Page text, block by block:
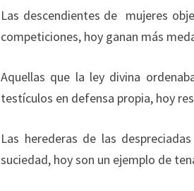
Las descendientes de mujeres
competiciones, hoy ganan más
Aquellas que la ley divina
testículos en defensa propia, hoy
Las herederas de las
suciedad, hoy son un ejemplo de